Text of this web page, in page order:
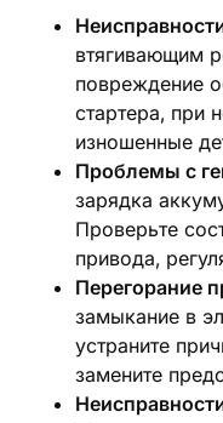
втягивающим
повреждение
стартера‚ при
изношенные
Проблемы с
зарядка
Проверьте
привода‚
Перегорание
замыкание в
устраните
замените